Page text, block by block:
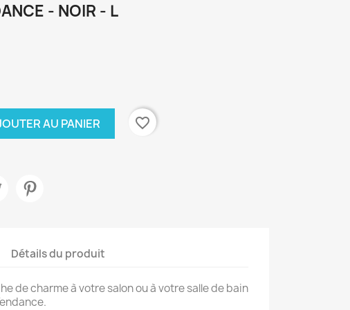
- NOIR - L
AU PANIER favorite_border
Détails du produit
de charme à votre salon ou à votre salle de bain